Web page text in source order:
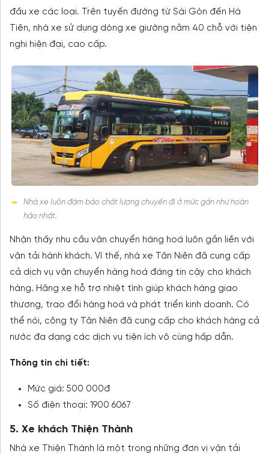
đầu xe các loại. Trên tuyến đường từ Sài Gòn đến Hà
Tiên, nhà xe sử dụng dòng xe giường nằm 40 chỗ với tiện
nghi hiện đại, cao cấp.
Nhà xe luôn đảm bảo chất lượng chuyến đi ở mức gần như hoàn
hảo nhất.
Nhận thấy nhu cầu vận chuyển hàng hoá luôn gắn liền với
vận tải hành khách. Vì thế, nhà xe Tân Niên đã cung cấp
cả dịch vụ vận chuyển hàng hoá đáng tin cậy cho khách
hàng. Hãng xe hỗ trợ nhiệt tình giúp khách hàng giao
thương, trao đổi hàng hoá và phát triển kinh doanh. Có
thể nói, công ty Tân Niên đã cung cấp cho khách hàng cả
nước đa dạng các dịch vụ tiện ích vô cùng hấp dẫn.
Thông tin chi tiết:
Mức giá: 500 000đ
Số điện thoại: 1900 6067
5. Xe khách Thiện Thành
Nhà xe Thiện Thành là một trong những đơn vị vận tải